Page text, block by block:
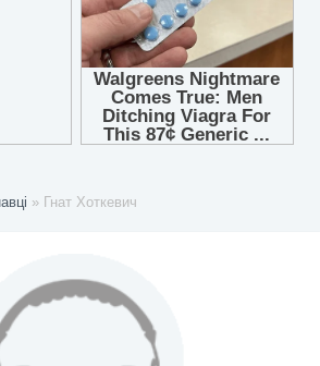
» Гнат Хоткевич